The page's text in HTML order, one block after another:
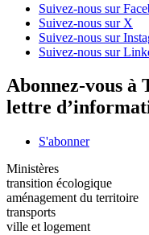
Suivez-nous sur
Suivez-nous sur X
Suivez-nous sur
Suivez-nous sur
Abonnez-vous à
lettre
S'abonner
Ministères
transition écologique
aménagement du territoire
transports
ville et logement